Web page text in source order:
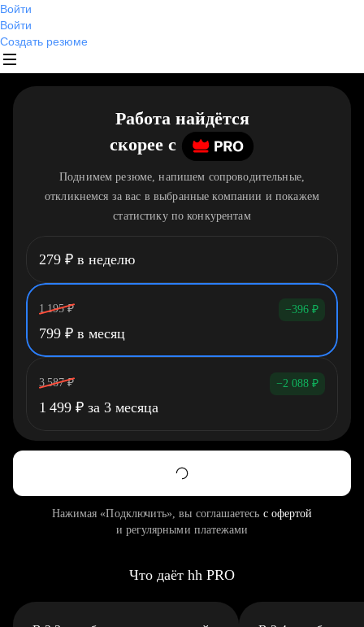
Войти
Войти
Создать резюме
Работа найдётся
скорее c
Поднимем резюме, напишем сопроводительные,
откликнемся за вас в выбранные компании и покажем
статистику по конкурентам
279 ₽ в неделю
1 195 ₽ −396 ₽
799 ₽ в месяц
3 587 ₽ −2 088 ₽
1 499 ₽ за 3 месяца
Нажимая «Подключить», вы соглашаетесь с офертой
и регулярными платежами
Что даёт hh PRO